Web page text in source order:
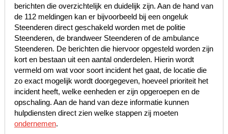
berichten die overzichtelijk en duidelijk zijn. Aan de hand van
de 112 meldingen kan er bijvoorbeeld bij een ongeluk
Steenderen direct geschakeld worden met de politie
Steenderen, de brandweer Steenderen of de ambulance
Steenderen. De berichten die hiervoor opgesteld worden zijn
kort en bestaan uit een aantal onderdelen. Hierin wordt
vermeld om wat voor soort incident het gaat, de locatie die
zo exact mogelijk wordt doorgegeven, hoeveel prioriteit het
incident heeft, welke eenheden er zijn opgeroepen en de
opschaling. Aan de hand van deze informatie kunnen
hulpdiensten direct zien welke stappen zij moeten
ondernemen.